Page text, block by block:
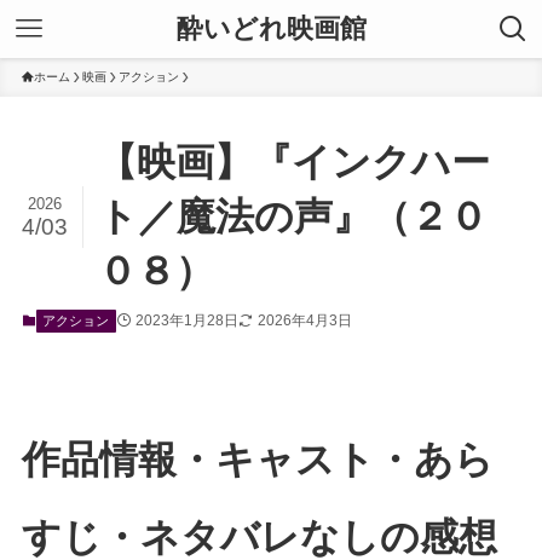
酔いどれ映画館
ホーム 映画 アクション
【映画】『インクハー
ト／魔法の声』（２０
０８）
2026
4/03
アクション 2023年1月28日 2026年4月3日
作品情報・キャスト・あら
すじ・ネタバレなしの感想